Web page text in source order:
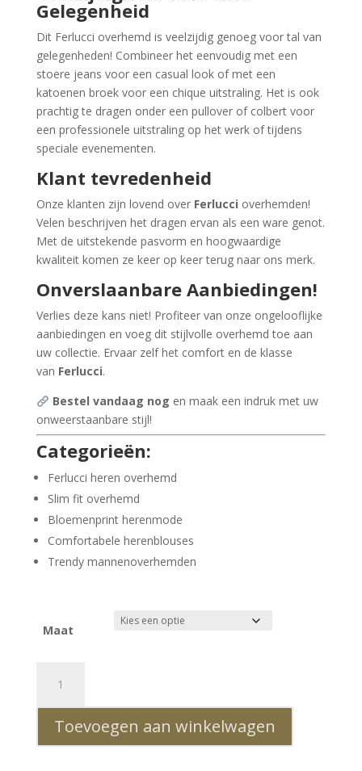
Gelegenheid
Dit Ferlucci overhemd is veelzijdig genoeg voor tal van
gelegenheden! Combineer het eenvoudig met een
stoere jeans voor een casual look of met een
katoenen broek voor een chique uitstraling. Het is ook
prachtig te dragen onder een pullover of colbert voor
een professionele uitstraling op het werk of tijdens
speciale evenementen.
Klant tevredenheid
Onze klanten zijn lovend over Ferlucci overhemden!
Velen beschrijven het dragen ervan als een ware genot.
Met de uitstekende pasvorm en hoogwaardige
kwaliteit komen ze keer op keer terug naar ons merk.
Onverslaanbare Aanbiedingen!
Verlies deze kans niet! Profiteer van onze ongelooflijke
aanbiedingen en voeg dit stijlvolle overhemd toe aan
uw collectie. Ervaar zelf het comfort en de klasse
van Ferlucci.
Bestel vandaag nog en maak een indruk met uw
onweerstaanbare stijl!
Categorieën:
Ferlucci heren overhemd
Slim fit overhemd
Bloemenprint herenmode
Comfortabele herenblouses
Trendy mannenoverhemden
Maat
Trendy
Allover
Bloemen
Dessin
Toevoegen aan winkelwagen